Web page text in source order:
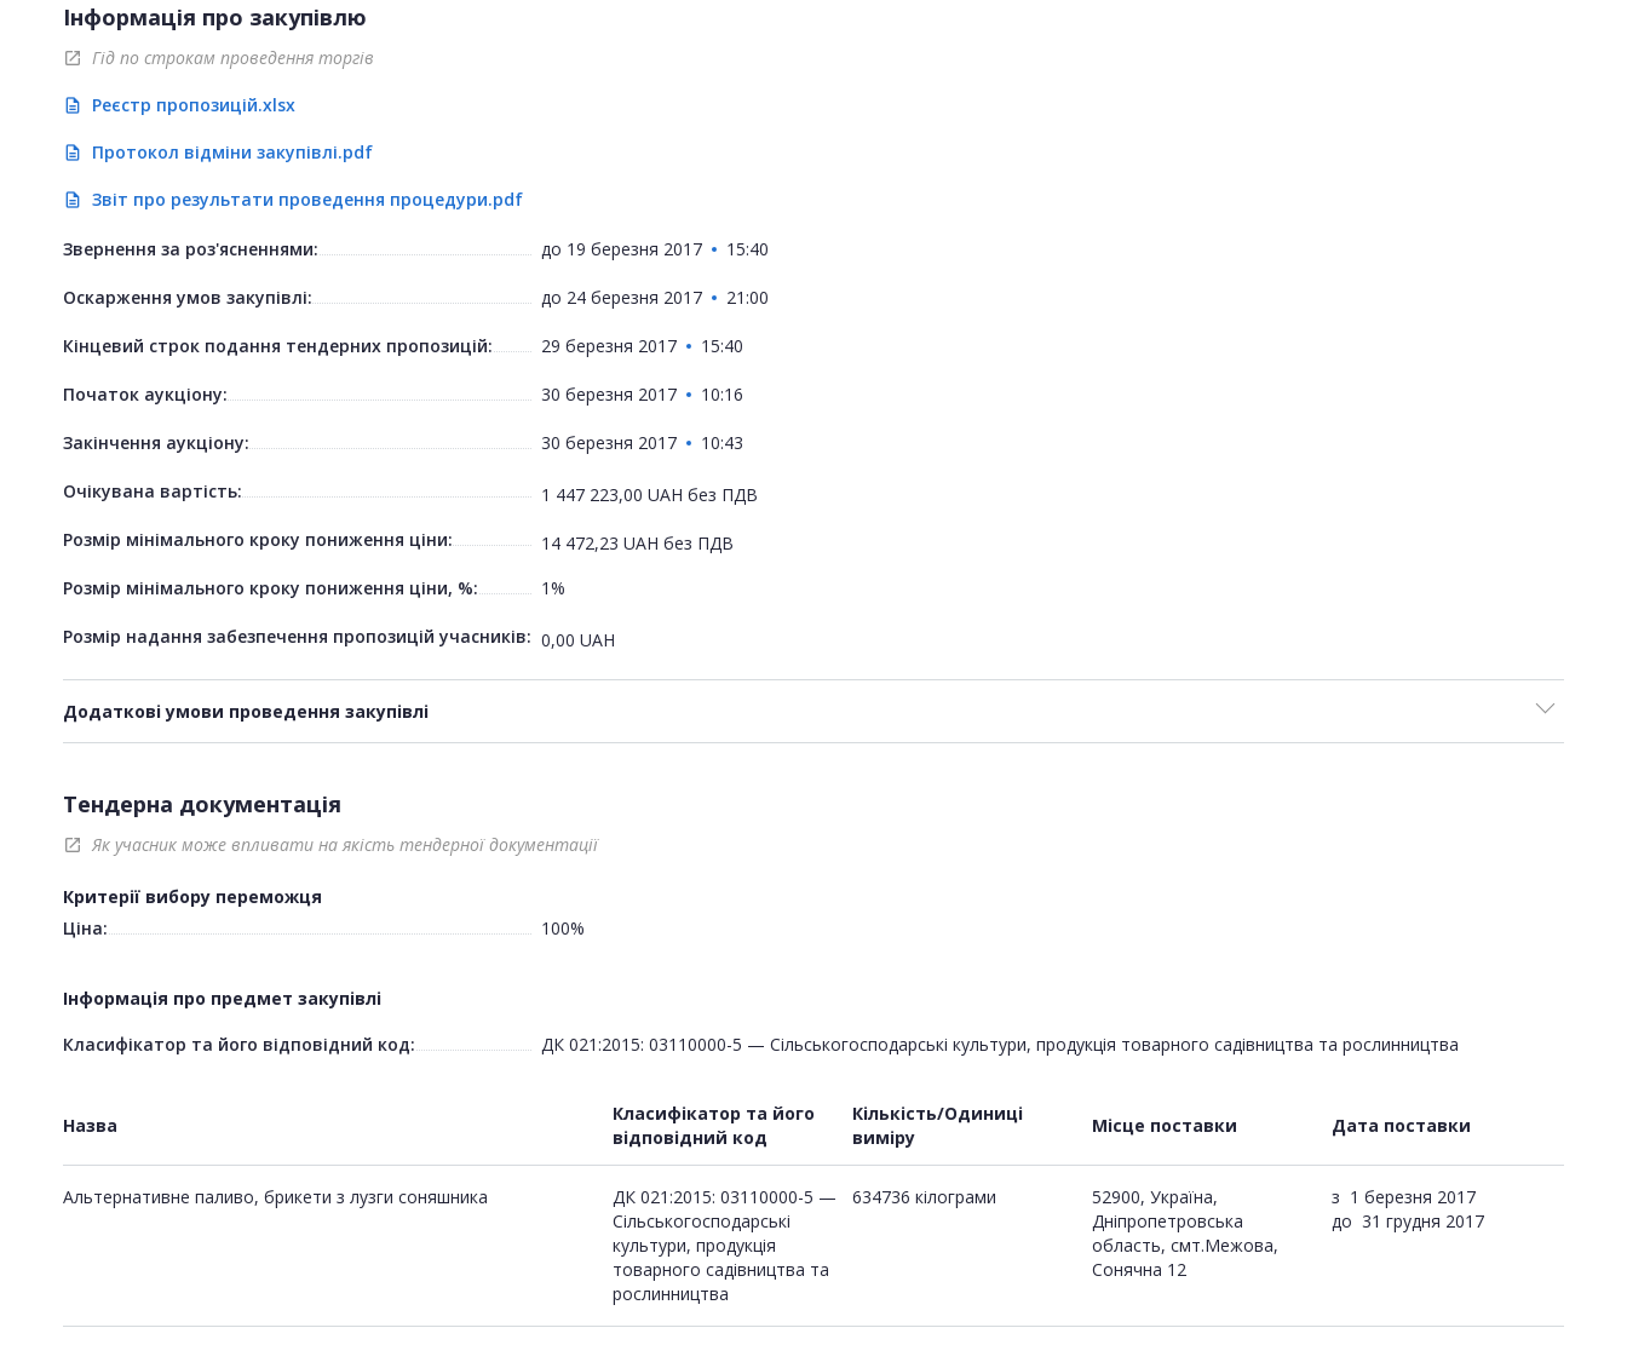
Інформація про закупівлю
open_in_new Гід по строкам проведення торгів
description Реєстр пропозицій.xlsx
description Протокол відміни закупівлі.pdf
description Звіт про результати проведення процедури.pdf
Звернення за роз'ясненнями: до 19 березня 2017 15:40
Оскарження умов закупівлі: до 24 березня 2017 21:00
Кінцевий строк подання тендерних пропозицій: 29 березня 2017 15:40
Початок аукціону: 30 березня 2017 10:16
Закінчення аукціону: 30 березня 2017 10:43
Очікувана вартість: 1 447 223,00 UAH без ПДВ
Розмір мінімального кроку пониження ціни:
14 472,23 UAH без ПДВ
Розмір мінімального кроку пониження ціни, %:
1%
Розмір надання забезпечення пропозицій учасників: 0,00 UAH
Додаткові умови проведення закупівлі
Тендерна документація
open_in_new Як учасник може впливати на якість тендерної документації
Критерії вибору переможця
Ціна:
100%
Інформація про предмет закупівлі
Класифікатор та його відповідний код:
ДК 021:2015: 03110000-5 — Сільськогосподарські культури, продукція товарного садівництва та рослинництва
Назва
Класифікатор та його
відповідний код
Кількість/Одиниці
виміру
Місце поставки Дата поставки
Альтернативне паливо, брикети з лузги соняшника
ДК 021:2015: 03110000-5 —
Сільськогосподарські
культури, продукція
товарного садівництва та
рослинництва
634736 кілограми
52900, Україна,
Дніпропетровська
область, смт.Межова,
Сонячна 12
з 1 березня 2017
до 31 грудня 2017